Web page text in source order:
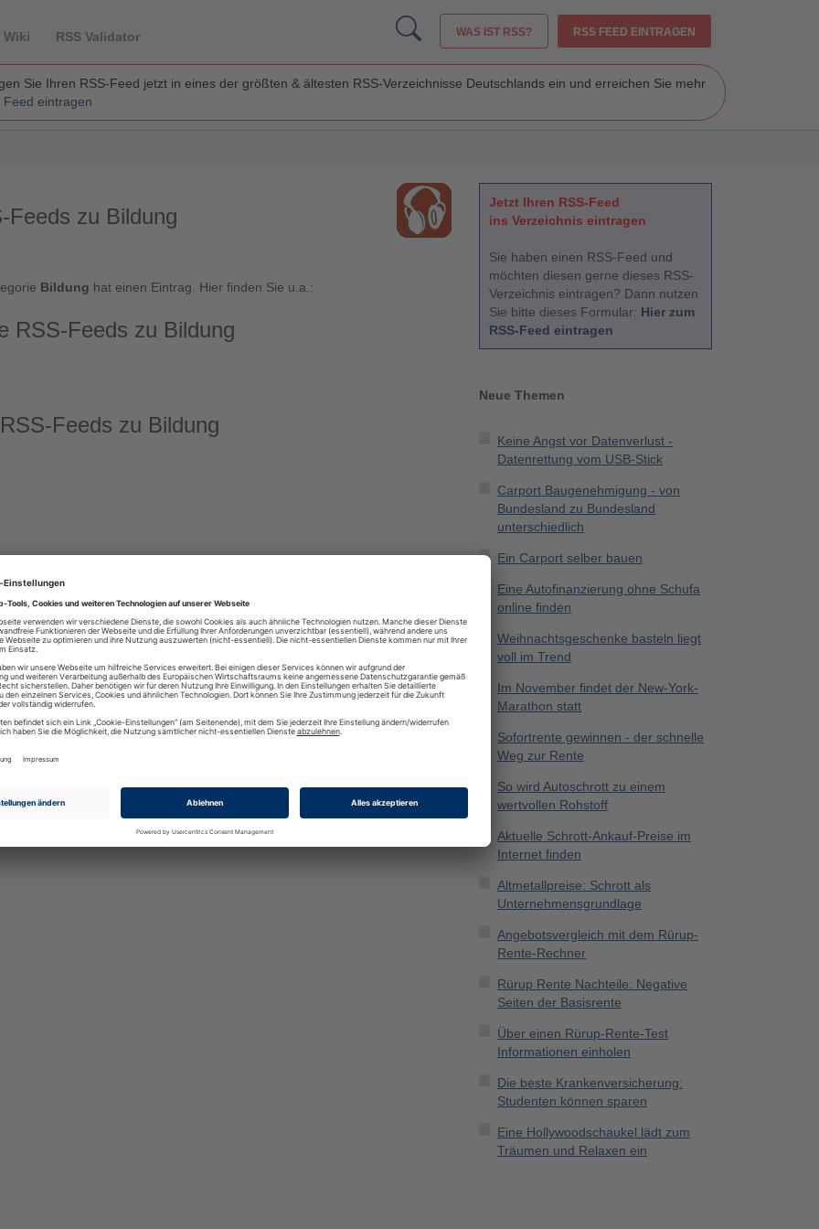
Wiki RSS Validator WAS IST RSS? RSS FEED EINTRAGEN
Sie Ihren RSS-Feed jetzt in eines der größten & ältesten RSS-Verzeichnisse Deutschlands ein und erreichen Sie mehr
Feed eintragen
Feeds zu Bildung
Bildung hat einen Eintrag. Hier finden Sie u.a.:
RSS-Feeds zu Bildung
Feeds zu Bildung
Jetzt Ihren RSS-Feed
ins Verzeichnis eintragen
Sie haben einen RSS-Feed und
möchten diesen gerne dieses RSS-
Verzeichnis eintragen? Dann nutzen
Sie bitte dieses Formular: Hier zum
RSS-Feed eintragen
Neue Themen
Keine Angst vor Datenverlust -
Datenrettung vom USB-Stick
Carport Baugenehmigung - von
Bundesland zu Bundesland
unterschiedlich
Ein Carport selber bauen
Eine Autofinanzierung ohne Schufa
online finden
Weihnachtsgeschenke basteln liegt
voll im Trend
Im November findet der New-York-
Marathon statt
Sofortrente gewinnen - der schnelle
Weg zur Rente
So wird Autoschrott zu einem
wertvollen Rohstoff
Aktuelle Schrott-Ankauf-Preise im
Internet finden
Altmetallpreise: Schrott als
Unternehmensgrundlage
Angebotsvergleich mit dem Rürup-
Rente-Rechner
Rürup Rente Nachteile: Negative
Seiten der Basisrente
Über einen Rürup-Rente-Test
Informationen einholen
Die beste Krankenversicherung:
Studenten können sparen
Eine Hollywoodschaukel lädt zum
Träumen und Relaxen ein